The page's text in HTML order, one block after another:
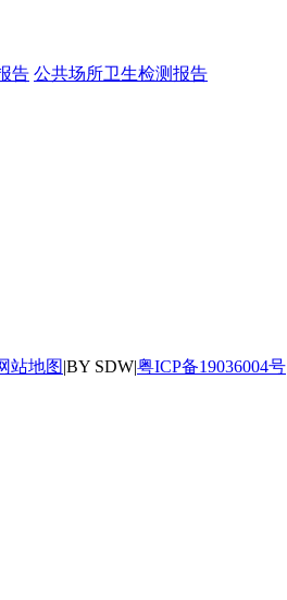
告 公共场所卫生检测报告
站地图|BY SDW|粤ICP备19036004号